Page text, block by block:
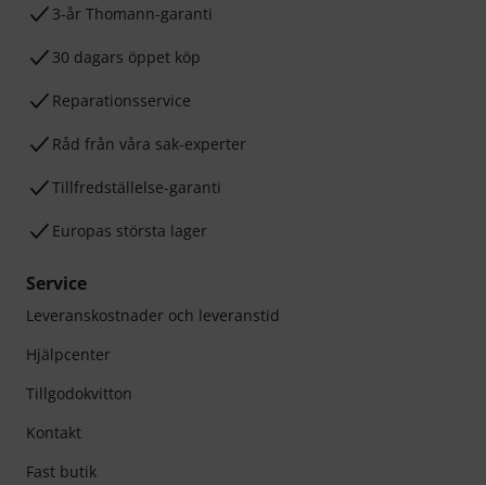
3-år Thomann-garanti
30 dagars öppet köp
Reparationsservice
Råd från våra sak-experter
Tillfredställelse-garanti
Europas största lager
Service
Leveranskostnader och leveranstid
Hjälpcenter
Tillgodokvitton
Kontakt
Fast butik